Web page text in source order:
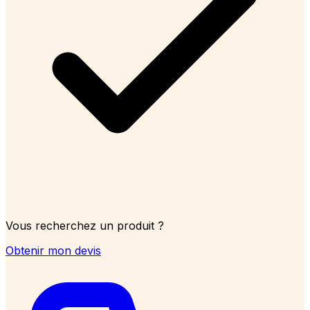
Vous recherchez un produit ?
Obtenir mon devis